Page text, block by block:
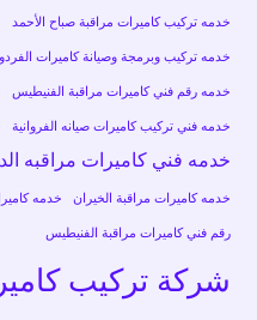
خدمه تركيب كاميرات مراقبة صباح الأحمد
خدمه تركيب وبرمجة وصيانة كاميرات
خدمه رقم فني كاميرات مراقبة الفنيطيس
خدمه فني تركيب كاميرات صيانه الفروانية
خدمه فني كاميرات مراقبه
خدمه كاميرات مراقبة الخيران خدمه
رقم فني كاميرات مراقبة الفنيطيس
شركة تركيب